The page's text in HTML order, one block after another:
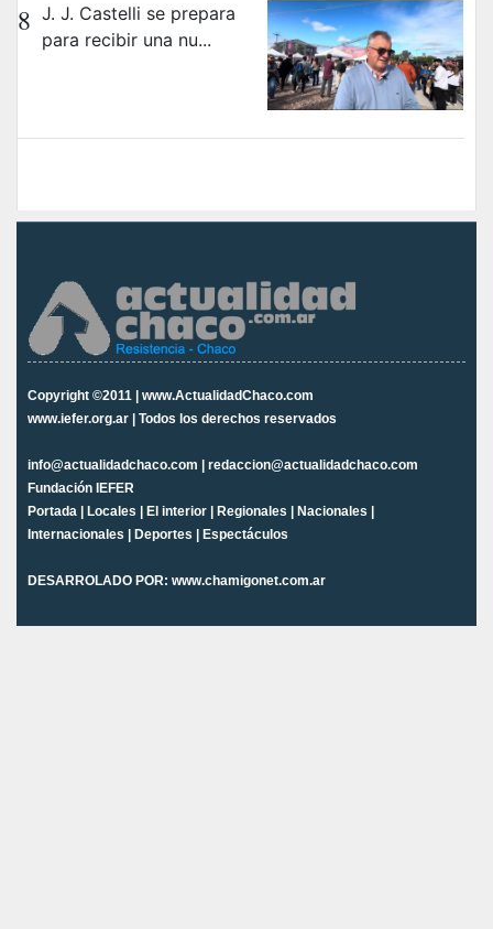
8 J. J. Castelli se prepara
para recibir una nu...
Copyright ©2011 | www.ActualidadChaco.com
www.iefer.org.ar | Todos los derechos reservados
info@actualidadchaco.com | redaccion@actualidadchaco.com
Fundación IEFER
Portada
Locales El interior Regionales Nacionales
Internacionales
Deportes Espectáculos
DESARROLADO POR: www.chamigonet.com.ar